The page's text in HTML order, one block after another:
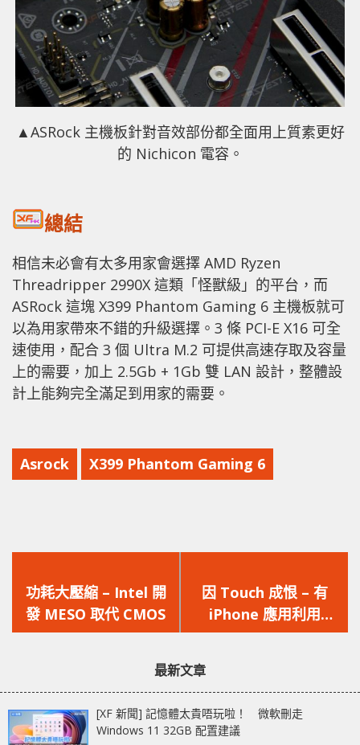
▲ASRock 主機板針對音效部份都全面用上質素更好
的 Nichicon 電容。
總結
相信未必會有太多用家會選擇 AMD Ryzen
Threadripper 2990X 這類「怪獸級」的平台，而
ASRock 這塊 X399 Phantom Gaming 6 主機板就可
以為用家帶來不錯的升級選擇。3 條 PCI-E X16 可全
速使用，配合 3 個 Ultra M.2 可提供高速存取及容量
上的需要，加上 2.5Gb + 1Gb 雙 LAN 設計，整體設
計上能夠完全滿足到用家的需要。
Asrock X399 Phantom Gaming 6
一
篇
文
功耗大壓縮 – Intel 開
發 MESO 取代 CMOS
一
篇
文
因 Touch 成恨 – 有
iPhone 應用利用
Touch ID 進行詐騙
最新文章
[XF 新聞] 記憶體太貴唔玩啦！ 微軟刪走
Windows 11 32GB 配置建議